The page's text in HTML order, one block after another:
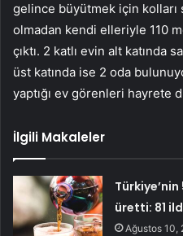
gelince büyütmek için kolları
olmadan kendi elleriyle 110
çıktı. 2 katlı evin alt katında
üst katında ise 2 oda
yaptığı ev görenleri hayrete
İlgili Makaleler
Türkiye’nin
üretti: 81
Ağustos 10,